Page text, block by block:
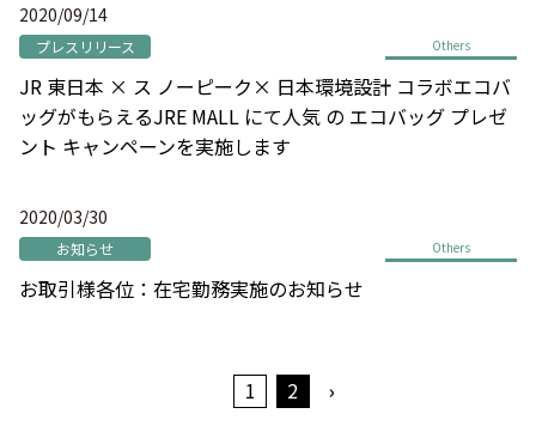
2020/09/14
プレスリリース Others
JR 東日本 × ス ノーピーク× 日本環境設計 コラボエコバ
ッグがもらえるJRE MALL にて人気 の エコバッグ プレゼ
ント キャンペーンを実施します
2020/03/30
お知らせ Others
お取引様各位：在宅勤務実施のお知らせ
1 2 ›